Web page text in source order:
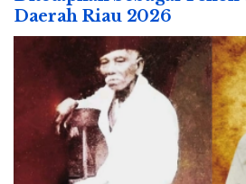
Daerah Riau 2026